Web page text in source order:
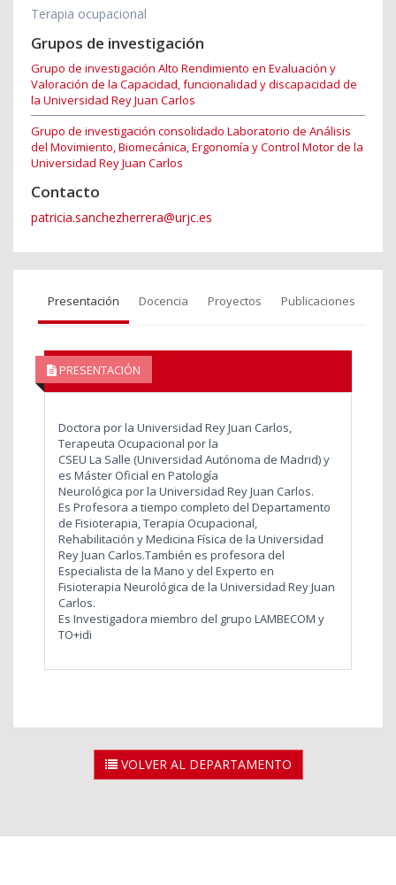
Terapia ocupacional
Grupos de investigación
Grupo de investigación Alto Rendimiento en Evaluación y
Valoración de la Capacidad, funcionalidad y discapacidad de
la Universidad Rey Juan Carlos
Grupo de investigación consolidado Laboratorio de Análisis
del Movimiento, Biomecánica, Ergonomía y Control Motor de la
Universidad Rey Juan Carlos
Contacto
patricia.sanchezherrera@urjc.es
Presentación Docencia Proyectos Publicaciones
PRESENTACIÓN
Doctora por la Universidad Rey Juan Carlos,
Terapeuta Ocupacional por la
CSEU La Salle (Universidad Autónoma de Madrid) y
es Máster Oficial en Patología
Neurológica por la Universidad Rey Juan Carlos.
Es Profesora a tiempo completo del Departamento
de Fisioterapia, Terapia Ocupacional,
Rehabilitación y Medicina Física de la Universidad
Rey Juan Carlos.También es profesora del
Especialista de la Mano y del Experto en
Fisioterapia Neurológica de la Universidad Rey Juan
Carlos.
Es Investigadora miembro del grupo LAMBECOM y
TO+idi
VOLVER AL DEPARTAMENTO